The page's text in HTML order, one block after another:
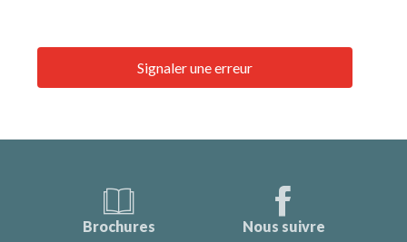
Signaler une erreur
Brochures Nous suivre